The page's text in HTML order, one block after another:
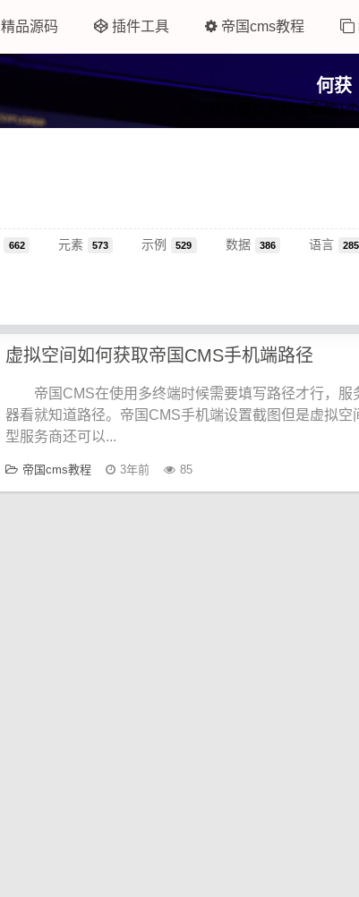
精品源码 插件工具 帝国cms教程
何获
以下是易笔记为您找到的1
662 元素 573 示例 529 数据 386 语言 285
虚拟空间如何获取帝国CMS手机端路径
帝国CMS在使用多终端时候需要填写路径才行，
器看就知道路径。帝国CMS手机端设置截图但是虚拟
型服务商还可以...
帝国cms教程 3年前 85